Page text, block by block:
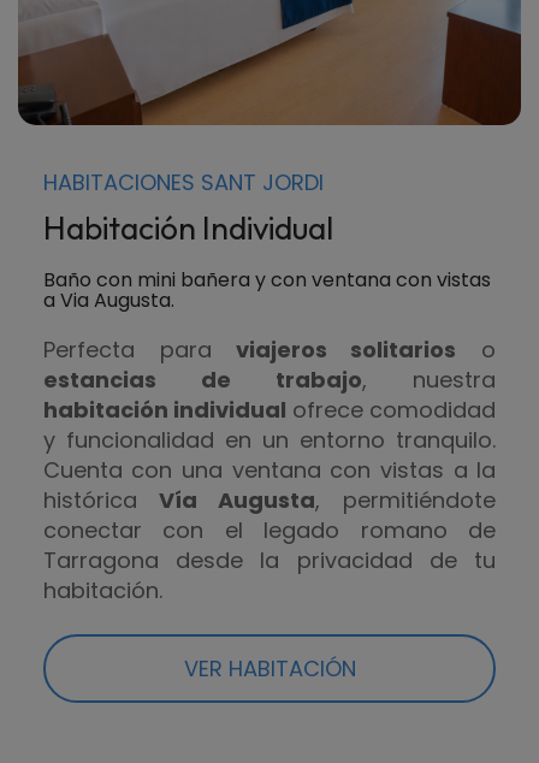
HABITACIONES SANT JORDI
Habitación Individual
Baño con mini bañera y con ventana con vistas
a Via Augusta.
Perfecta para viajeros solitarios o
estancias de trabajo, nuestra
habitación individual ofrece comodidad
y funcionalidad en un entorno tranquilo.
Cuenta con una ventana con vistas a la
histórica Vía Augusta, permitiéndote
conectar con el legado romano de
Tarragona desde la privacidad de tu
habitación.
VER HABITACIÓN